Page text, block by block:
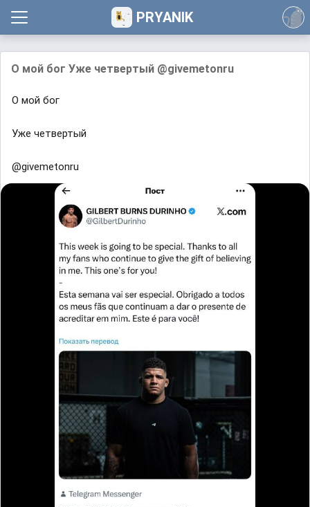
PRYANIK
О мой бог Уже четвертый @givemetonru
О мой бог
Уже четвертый
@givemetonru